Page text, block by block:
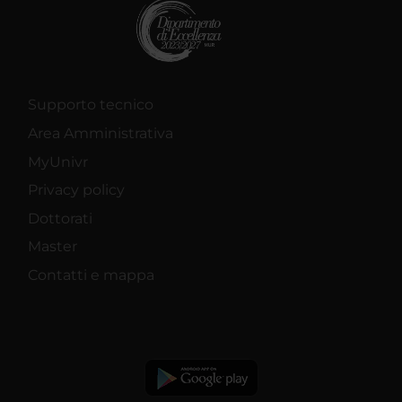
Supporto tecnico
Area Amministrativa
MyUnivr
Privacy policy
Dottorati
Master
Contatti e mappa